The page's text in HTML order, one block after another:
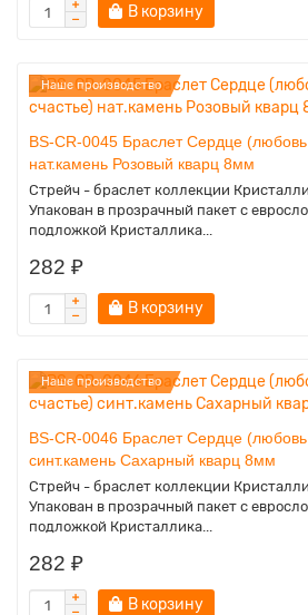
В корзину
Наше производство
BS-CR-0045 Браслет Сердце
нат.камень Розовый кварц 8мм
Стрейч - браслет коллекции
Упакован в прозрачный пакет с
подложкой Кристаллика...
282 ₽
В корзину
Наше производство
BS-CR-0046 Браслет Сердце
синт.камень Сахарный кварц 8мм
Стрейч - браслет коллекции
Упакован в прозрачный пакет с
подложкой Кристаллика...
282 ₽
В корзину